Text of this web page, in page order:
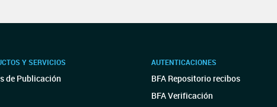
Y SERVICIOS
de Publicación
AUTENTICACIONES
BFA Repositorio recibos
BFA Verificación